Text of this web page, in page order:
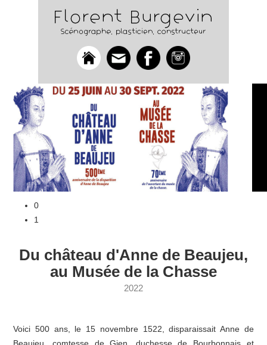
0
1
Du château d'Anne de Beaujeu,
au Musée de la Chasse
2022
Voici 500 ans, le 15 novembre 1522, disparaissait Anne de